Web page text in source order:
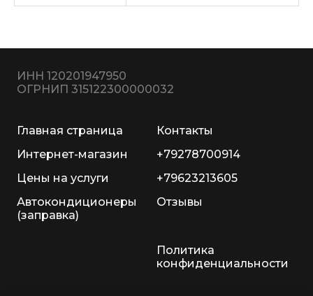
ИНН 120201947950
ОГРНИП 315122300000032
Главная страница
Интернет-магазин
Цены на услуги
Автокондиционеры
(заправка)
Контакты
+79278700914
+79623213605
Отзывы
Политика
конфиденциальности